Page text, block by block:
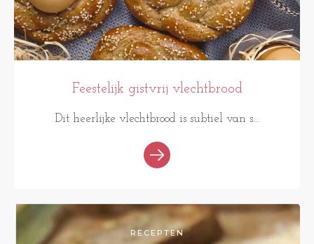
Feestelijk gistvrij vlechtbrood
Dit heerlijke vlechtbrood is subtiel van s...
RECEPTEN